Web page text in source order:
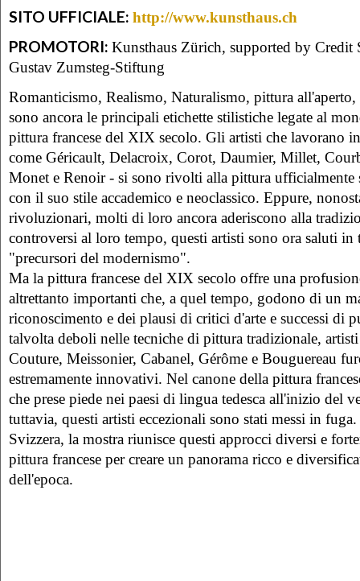
SITO UFFICIALE: http://www.kunsthaus.ch
PROMOTORI: Kunsthaus Zürich, supported by Credit
Gustav Zumsteg-Stiftung
Romanticismo, Realismo, Naturalismo, pittura
sono ancora le principali etichette stilistiche legate al
pittura francese del XIX secolo. Gli artisti che lavorano
come Géricault, Delacroix, Corot, Daumier, Millet,
Monet e Renoir - si sono rivolti alla pittura ufficialmente
con il suo stile accademico e neoclassico. Eppure,
rivoluzionari, molti di loro ancora aderiscono alla
controversi al loro tempo, questi artisti sono ora saluti
"precursori del modernismo".
Ma la pittura francese del XIX secolo offre una
altrettanto importanti che, a quel tempo, godono di un
riconoscimento e dei plausi di critici d'arte e successi di
talvolta deboli nelle tecniche di pittura tradizionale,
Couture, Meissonier, Cabanel, Gérôme e Bouguereau
estremamente innovativi. Nel canone della pittura
che prese piede nei paesi di lingua tedesca all'inizio del
tuttavia, questi artisti eccezionali sono stati messi in fuga.
Svizzera, la mostra riunisce questi approcci diversi e
pittura francese per creare un panorama ricco e
dell'epoca.